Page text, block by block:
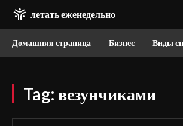
летать еженедельно
Домашняя страница Бизнес Виды
Tag: везунчиками